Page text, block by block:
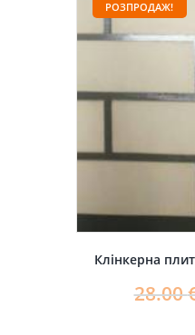
РОЗПРОДАЖ!
Клінкерна
28.00